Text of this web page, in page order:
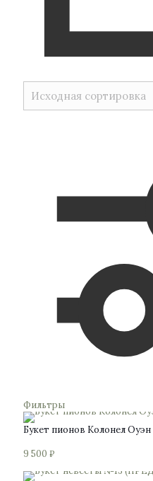
Фильтры
Букет пионов Колонел Оуэн
9 500 ₽